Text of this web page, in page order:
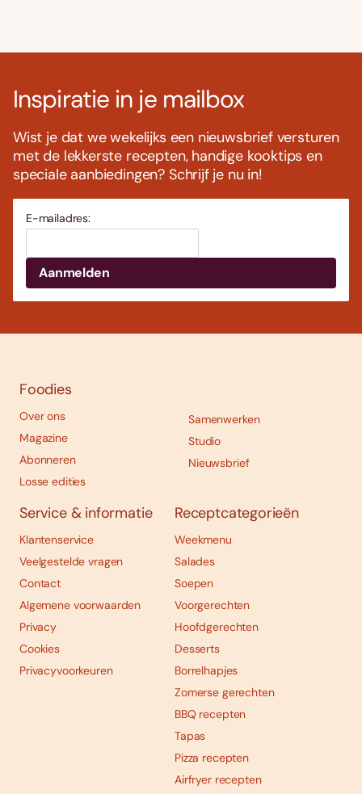
Inspiratie in je mailbox
Wist je dat we wekelijks een nieuwsbrief versturen
met de lekkerste recepten, handige kooktips en
speciale aanbiedingen? Schrijf je nu in!
E-mailadres:
Foodies
Over ons
Magazine
Abonneren
Losse edities
Samenwerken
Studio
Nieuwsbrief
Service & informatie
Klantenservice
Veelgestelde vragen
Contact
Algemene voorwaarden
Privacy
Cookies
Privacyvoorkeuren
Receptcategorieën
Weekmenu
Salades
Soepen
Voorgerechten
Hoofdgerechten
Desserts
Borrelhapjes
Zomerse gerechten
BBQ recepten
Tapas
Pizza recepten
Airfryer recepten